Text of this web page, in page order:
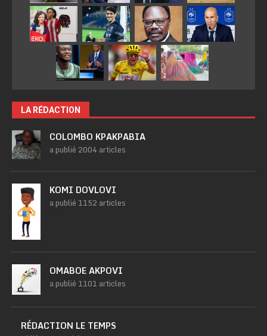
LA RÉDACTION
COLOMBO KPAKPABIA
a publié 2004 articles
KOMI DOVLOVI
a publié 1152 articles
OMABOE AKPOVI
a publié 1101 articles
RÉDACTION LE TEMPS